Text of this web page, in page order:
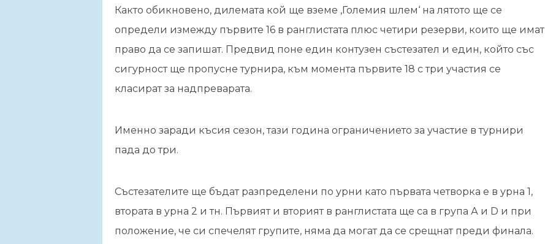
Както обикновено, дилемата кой ще вземе ‚Големия шлем‘ на лятото ще се
определи измежду първите 16 в ранглистата плюс четири резерви, които ще имат
право да се запишат. Предвид поне един контузен състезател и един, който със
сигурност ще пропусне турнира, към момента първите 18 с три участия се
класират за надпреварата.
Именно заради късия сезон, тази година ограничението за участие в турнири
пада до три.
Състезателите ще бъдат разпределени по урни като първата четворка е в урна 1,
втората в урна 2 и тн. Първият и вторият в ранглистата ще са в група А и D и при
положение, че си спечелят групите, няма да могат да се срещнат преди финала.